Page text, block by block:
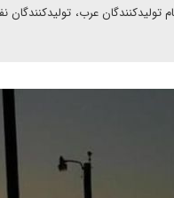
تولیدکنندگان عرب،